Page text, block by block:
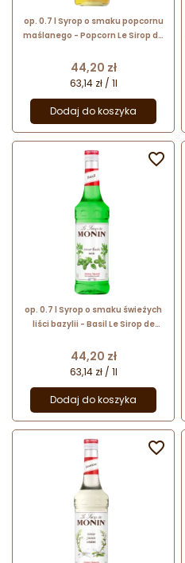
op. 0.7 l Syrop o smaku popcornu
maślanego - Popcorn Le Sirop de
Cena
44,20 zł
63,14 zł / 1l
Dodaj do koszyka
op. 0.7 l Syrop o smaku świeżych
liści bazylii - Basil Le Sirop de
Cena
44,20 zł
63,14 zł / 1l
Dodaj do koszyka

